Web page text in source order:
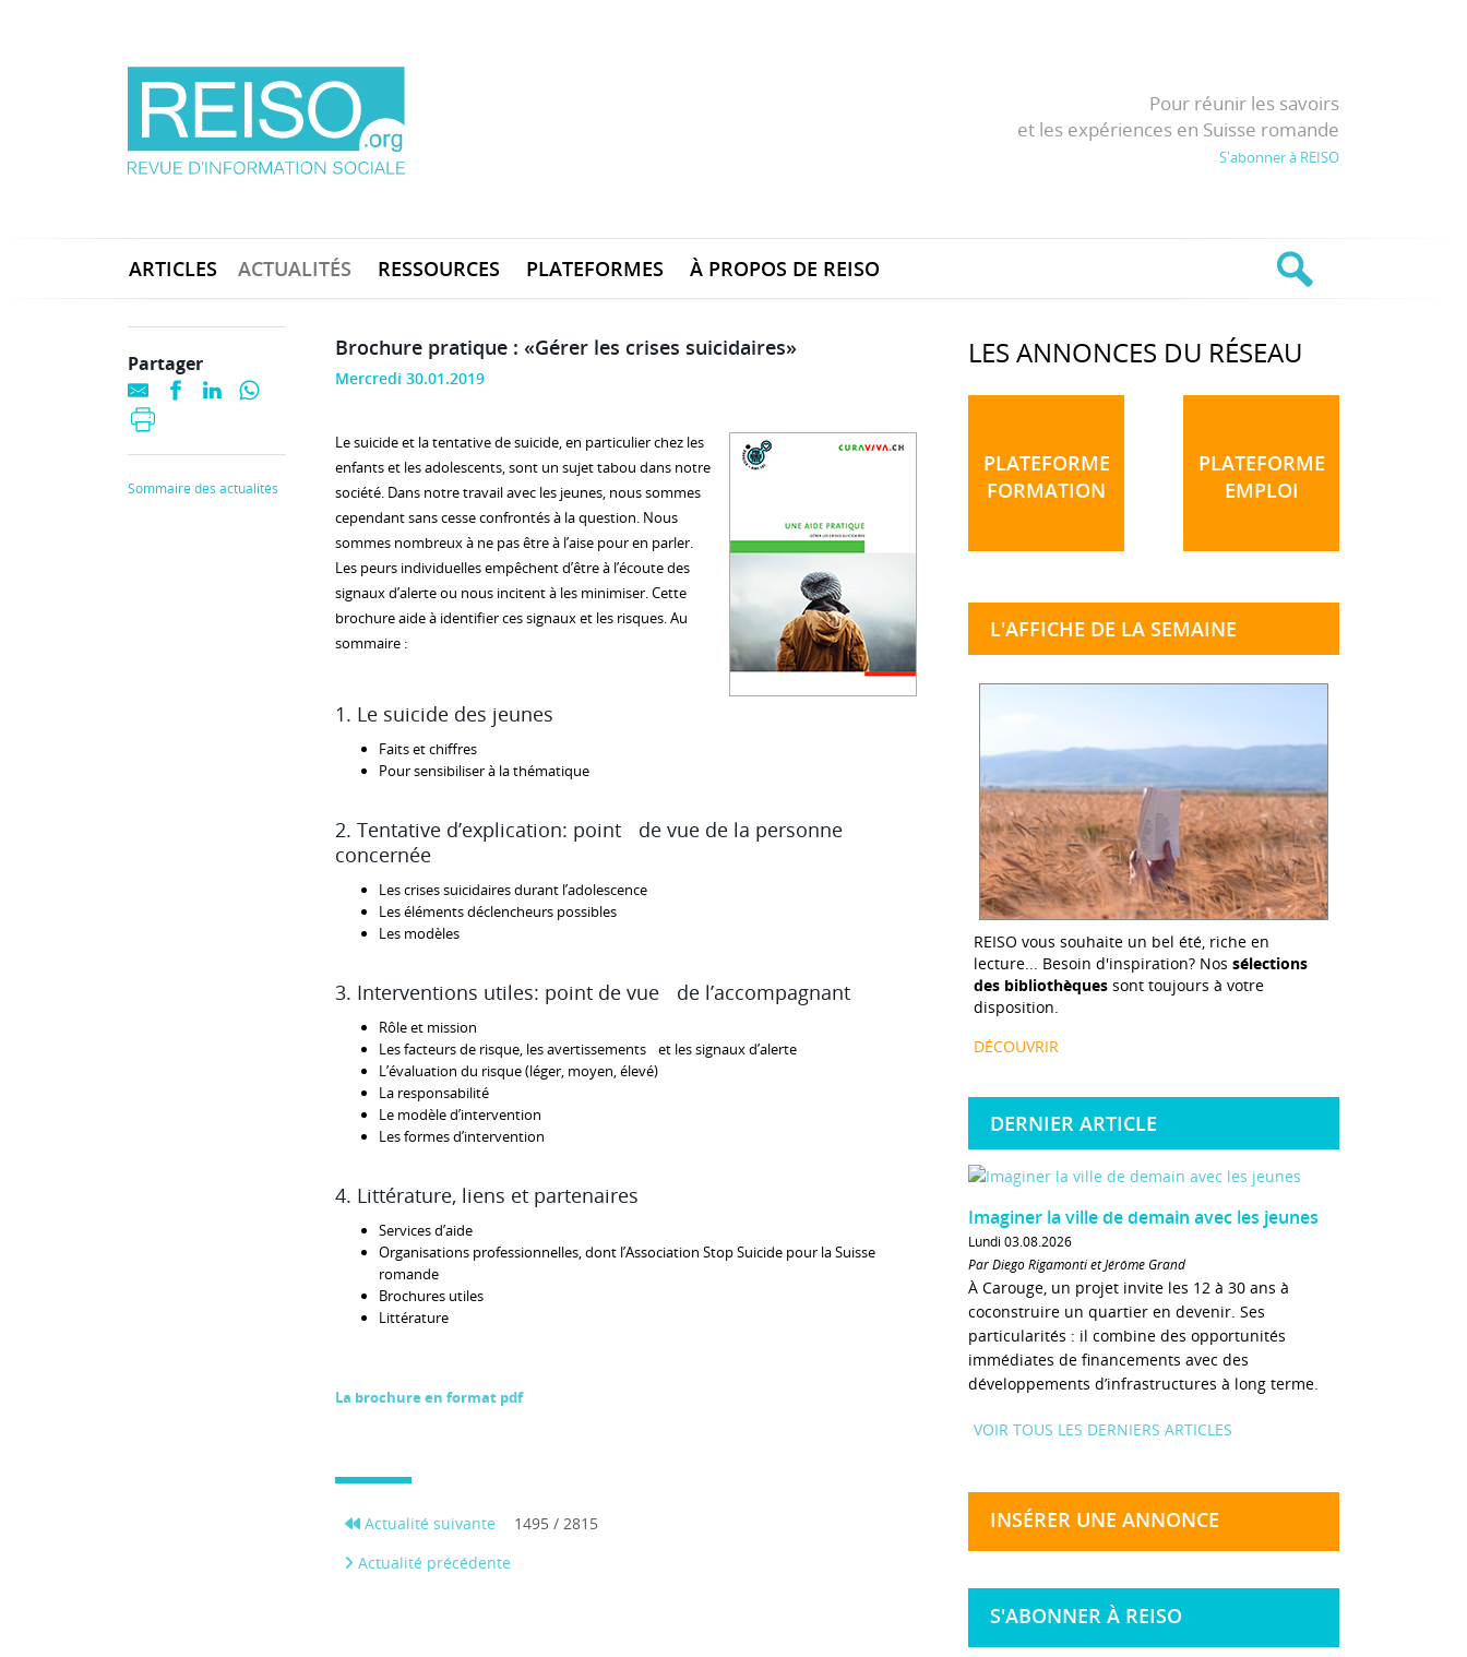
Pour réunir les savoirs
et les expériences en Suisse romande
S'abonner à REISO
ARTICLES ACTUALITÉS RESSOURCES PLATEFORMES À PROPOS DE REISO
Brochure pratique : «Gérer les crises suicidaires»
Mercredi 30.01.2019
Le suicide et la tentative de suicide, en particulier chez les
enfants et les adolescents, sont un sujet tabou dans notre
société. Dans notre travail avec les jeunes, nous sommes
cependant sans cesse confrontés à la question. Nous
sommes nombreux à ne pas être à l’aise pour en parler.
Les peurs individuelles empêchent d’être à l’écoute des
signaux d’alerte ou nous incitent à les minimiser. Cette
brochure aide à identifier ces signaux et les risques. Au
sommaire :
1. Le suicide des jeunes
Faits et chiffres
Pour sensibiliser à la thématique
2. Tentative d’explication: point de vue de la personne
concernée
Les crises suicidaires durant l’adolescence
Les éléments déclencheurs possibles
Les modèles
3. Interventions utiles: point de vue de l’accompagnant
Rôle et mission
Les facteurs de risque, les avertissements et les signaux d’alerte
L’évaluation du risque (léger, moyen, élevé)
La responsabilité
Le modèle d’intervention
Les formes d’intervention
4. Littérature, liens et partenaires
Services d’aide
Organisations professionnelles, dont l’Association Stop Suicide pour la Suisse
romande
Brochures utiles
Littérature
La brochure en format pdf
Actualité suivante
1495 / 2815
Actualité précédente
Partager
Sommaire des actualités
LES ANNONCES DU RÉSEAU
PLATEFORME
FORMATION
PLATEFORME
EMPLOI
L'AFFICHE DE LA SEMAINE
REISO vous souhaite un bel été, riche en
lecture... Besoin d'inspiration? Nos sélections
des bibliothèques sont toujours à votre
disposition.
DÉCOUVRIR
DERNIER ARTICLE
Imaginer la ville de demain avec les jeunes
Lundi 03.08.2026
Par Diego Rigamonti et Jérôme Grand
À Carouge, un projet invite les 12 à 30 ans à
coconstruire un quartier en devenir. Ses
particularités : il combine des opportunités
immédiates de financements avec des
développements d’infrastructures à long terme.
VOIR TOUS LES DERNIERS ARTICLES
INSÉRER UNE ANNONCE
S'ABONNER À REISO